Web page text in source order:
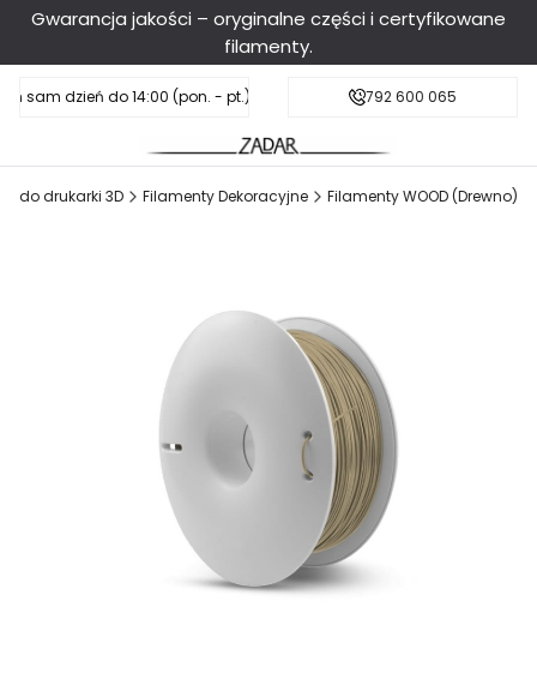
Gwarancja jakości – oryginalne części i certyfikowane
filamenty.
sam dzień do 14:00 (pon. - pt.), sobota do 11:00Darmowa dostawa od 199 zł
792 600 065
do drukarki 3D Filamenty Dekoracyjne Filamenty WOOD (Drewno)